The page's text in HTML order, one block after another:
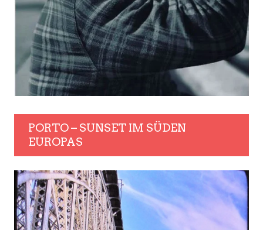
PORTO – SUNSET IM SÜDEN
EUROPAS